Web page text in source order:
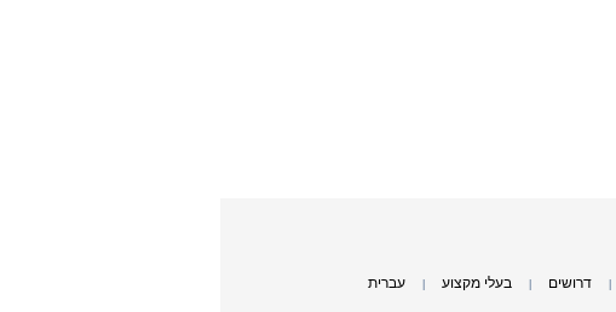
דרושים בעלי מקצוע עברית